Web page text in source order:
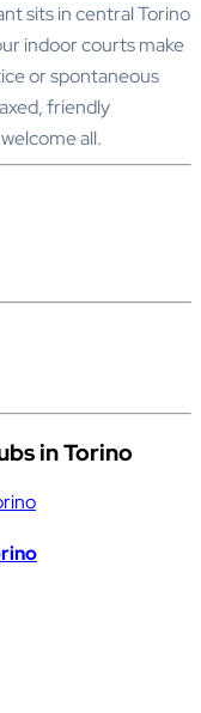
sits in central Torino
indoor courts make
or spontaneous
friendly
all.
in Torino